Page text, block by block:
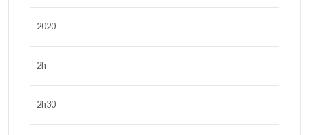
2020
2h
2h30